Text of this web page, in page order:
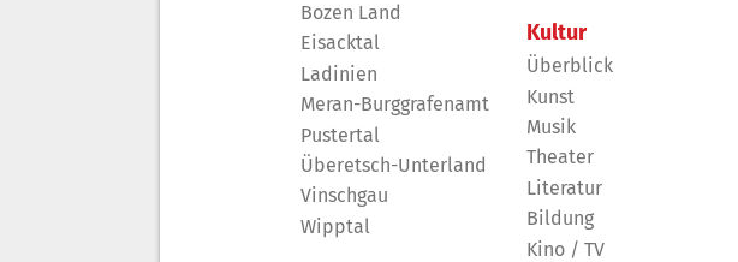
Bozen Land
Eisacktal
Ladinien
Meran-Burggrafenamt
Pustertal
Überetsch-Unterland
Vinschgau
Wipptal
Kultur
Überblick
Kunst
Musik
Theater
Literatur
Bildung
Kino / TV